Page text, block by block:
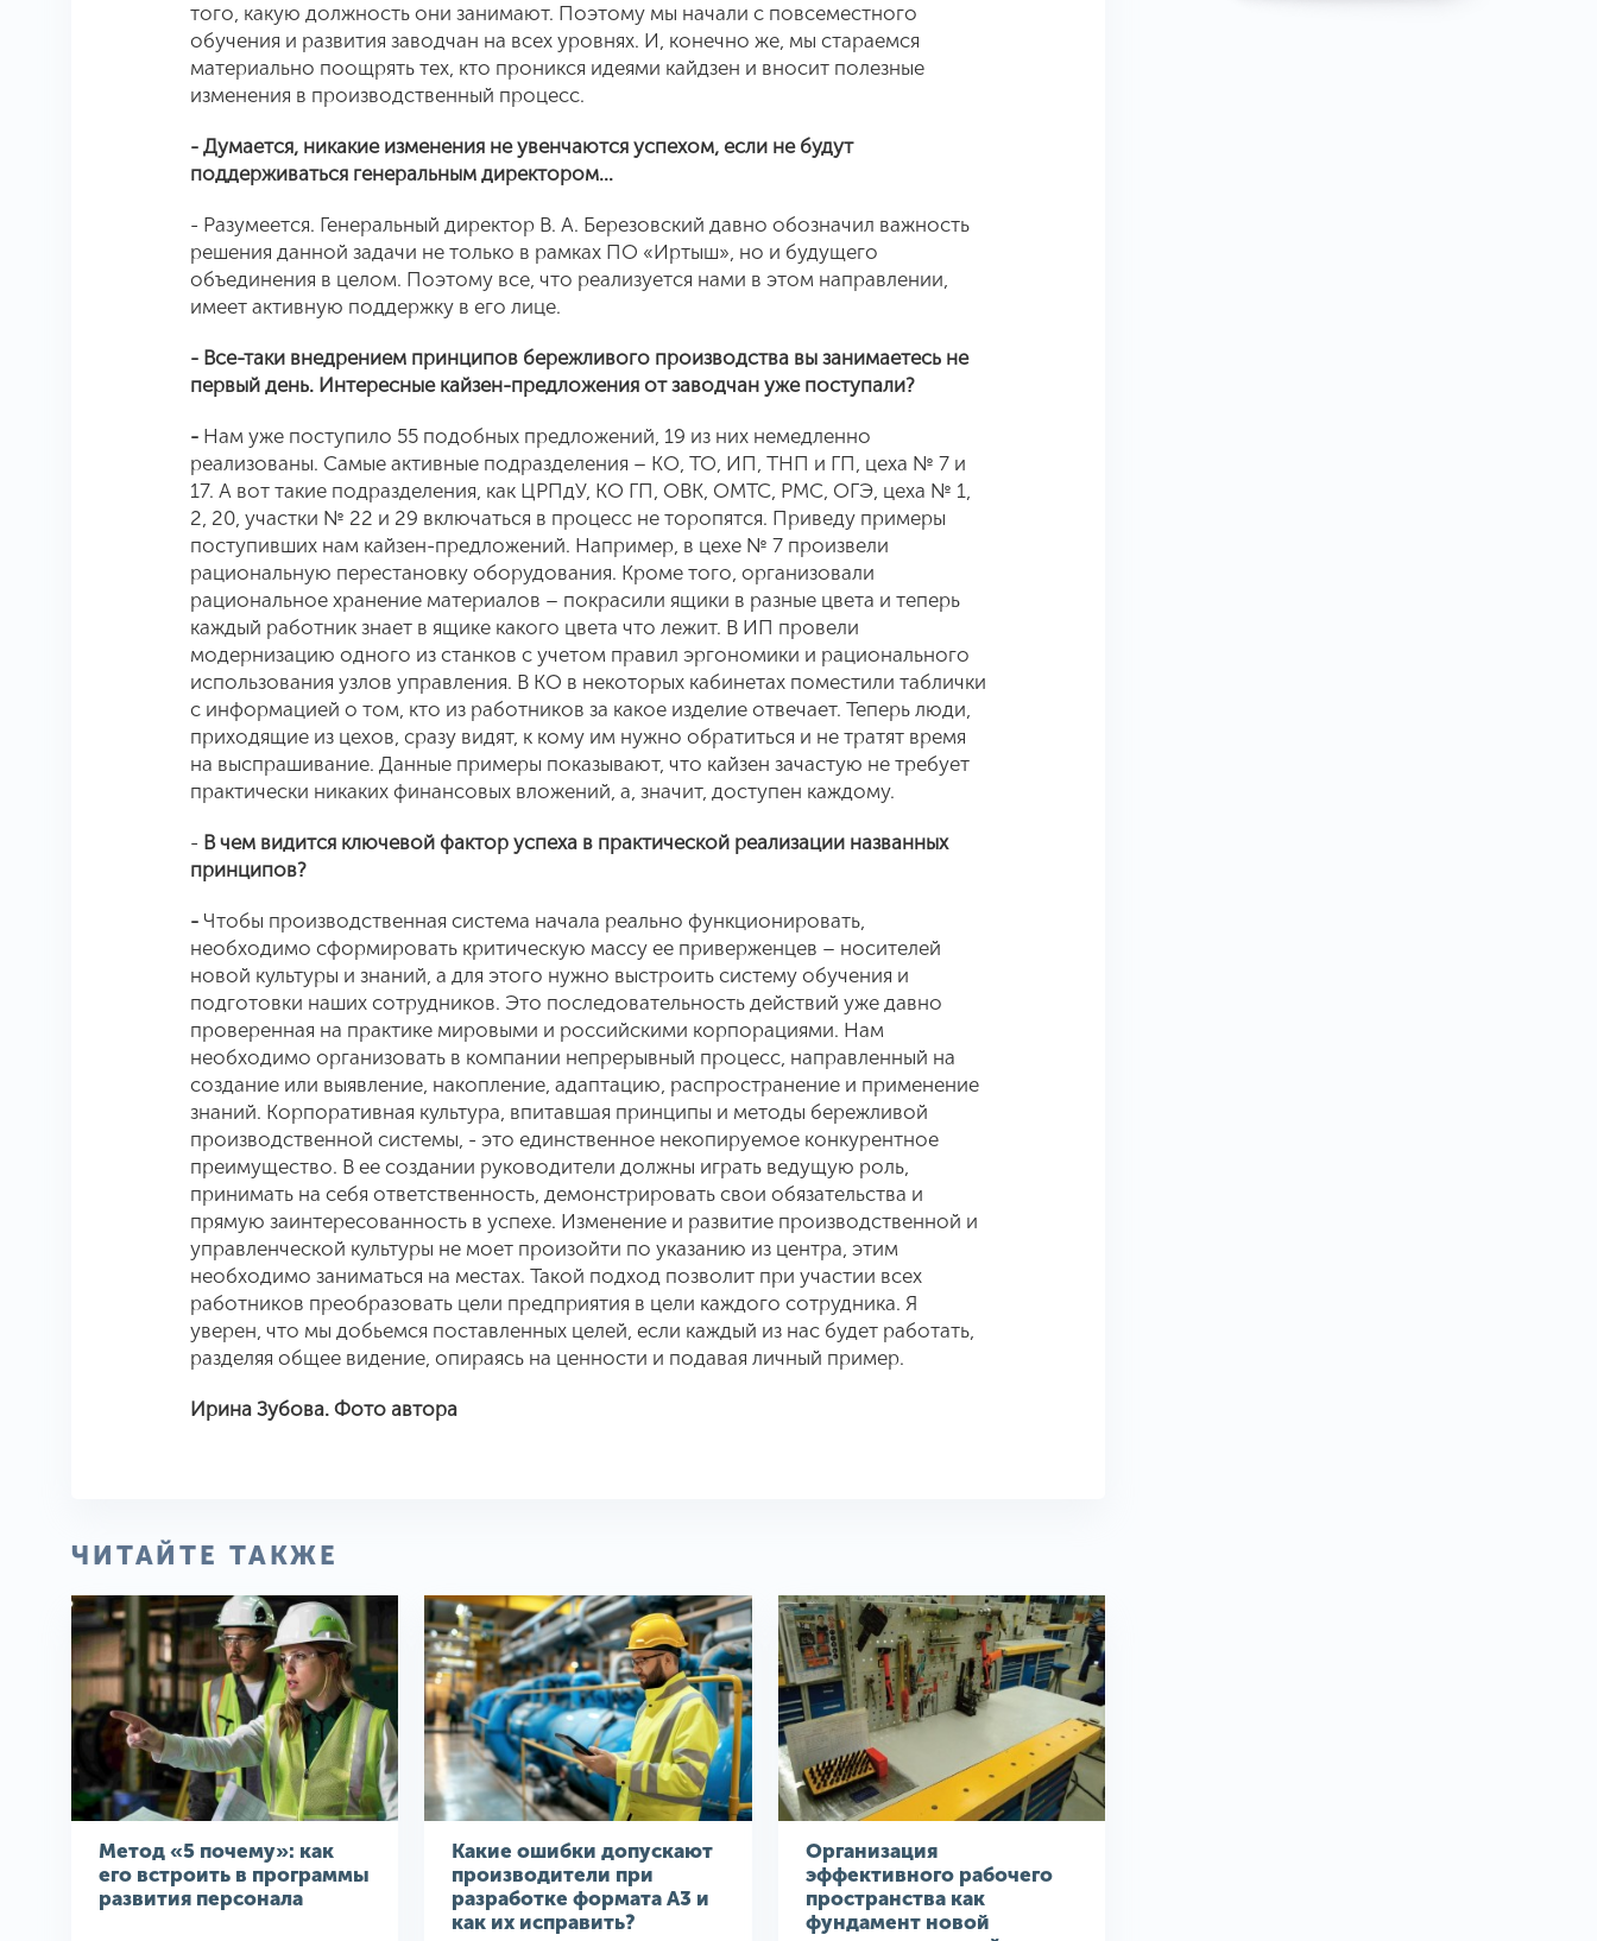
того, какую должность они занимают. Поэтому мы начали с повсеместного
обучения и развития заводчан на всех уровнях. И, конечно же, мы стараемся
материально поощрять тех, кто проникся идеями кайдзен и вносит полезные
изменения в производственный процесс.
- Думается, никакие изменения не увенчаются успехом, если не будут
поддерживаться генеральным директором…
- Разумеется. Генеральный директор В. А. Березовский давно обозначил важность
решения данной задачи не только в рамках ПО «Иртыш», но и будущего
объединения в целом. Поэтому все, что реализуется нами в этом направлении,
имеет активную поддержку в его лице.
- Все-таки внедрением принципов бережливого производства вы занимаетесь не
первый день. Интересные кайзен-предложения от заводчан уже поступали?
- Нам уже поступило 55 подобных предложений, 19 из них немедленно
реализованы. Самые активные подразделения – КО, ТО, ИП, ТНП и ГП, цеха № 7 и
17. А вот такие подразделения, как ЦРПдУ, КО ГП, ОВК, ОМТС, РМС, ОГЭ, цеха № 1,
2, 20, участки № 22 и 29 включаться в процесс не торопятся. Приведу примеры
поступивших нам кайзен-предложений. Например, в цехе № 7 произвели
рациональную перестановку оборудования. Кроме того, организовали
рациональное хранение материалов – покрасили ящики в разные цвета и теперь
каждый работник знает в ящике какого цвета что лежит. В ИП провели
модернизацию одного из станков с учетом правил эргономики и рационального
использования узлов управления. В КО в некоторых кабинетах поместили таблички
с информацией о том, кто из работников за какое изделие отвечает. Теперь люди,
приходящие из цехов, сразу видят, к кому им нужно обратиться и не тратят время
на выспрашивание. Данные примеры показывают, что кайзен зачастую не требует
практически никаких финансовых вложений, а, значит, доступен каждому.
- В чем видится ключевой фактор успеха в практической реализации названных
принципов?
- Чтобы производственная система начала реально функционировать,
необходимо сформировать критическую массу ее приверженцев – носителей
новой культуры и знаний, а для этого нужно выстроить систему обучения и
подготовки наших сотрудников. Это последовательность действий уже давно
проверенная на практике мировыми и российскими корпорациями. Нам
необходимо организовать в компании непрерывный процесс, направленный на
создание или выявление, накопление, адаптацию, распространение и применение
знаний. Корпоративная культура, впитавшая принципы и методы бережливой
производственной системы, - это единственное некопируемое конкурентное
преимущество. В ее создании руководители должны играть ведущую роль,
принимать на себя ответственность, демонстрировать свои обязательства и
прямую заинтересованность в успехе. Изменение и развитие производственной и
управленческой культуры не моет произойти по указанию из центра, этим
необходимо заниматься на местах. Такой подход позволит при участии всех
работников преобразовать цели предприятия в цели каждого сотрудника. Я
уверен, что мы добьемся поставленных целей, если каждый из нас будет работать,
разделяя общее видение, опираясь на ценности и подавая личный пример.
Ирина Зубова. Фото автора
ЧИТАЙТЕ ТАКЖЕ
Метод «5 почему»: как
его встроить в программы
развития персонала
Какие ошибки допускают
производители при
разработке формата A3 и
как их исправить?
Организация
эффективного рабочего
пространства как
фундамент новой